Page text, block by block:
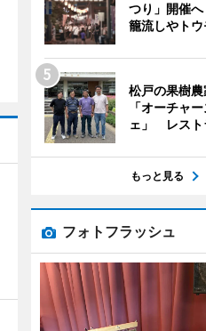
つり」開催
籠流しやト
松戸の果樹
「オーチャ
ェ」 レスト
もっと見る
フォトフラッシュ